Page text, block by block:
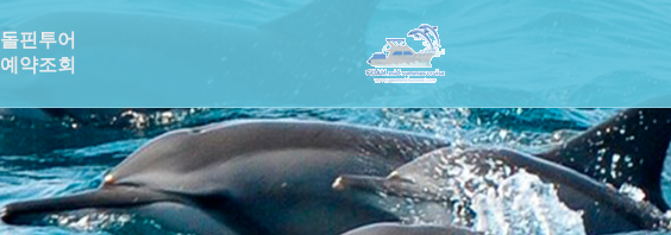
돌핀투어
예약조회